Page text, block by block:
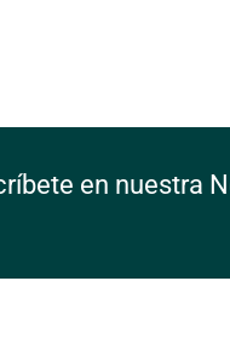
en nuestra